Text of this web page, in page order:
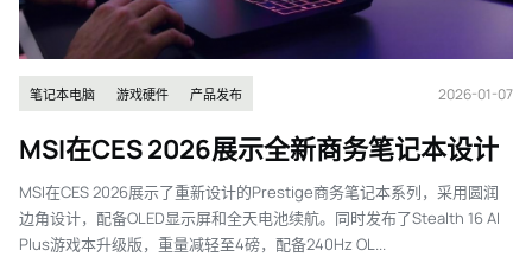
笔记本电脑 游戏硬件 产品发布 2026-01-07
MSI在CES 2026展示全新商务笔记本设计
MSI在CES 2026展示了重新设计的Prestige商务笔记本系列，采用圆润
边角设计，配备OLED显示屏和全天电池续航。同时发布了Stealth 16 AI
Plus游戏本升级版，重量减轻至4磅，配备240Hz OL...